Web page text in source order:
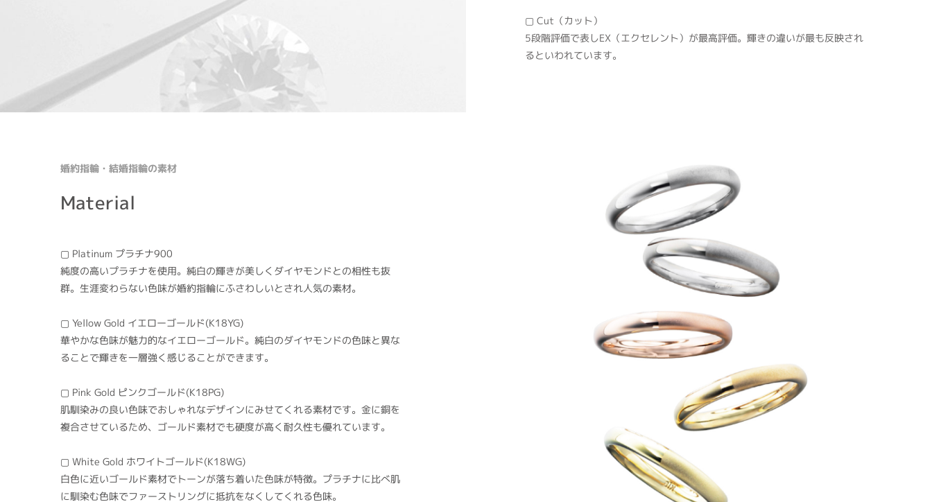
▢ Cut（カット）
5段階評価で表しEX（エクセレント）が最高評価。輝きの違いが最も反映され
るといわれています。
婚約指輪・結婚指輪の素材
Material
▢ Platinum プラチナ900
純度の高いプラチナを使用。純白の輝きが美しくダイヤモンドとの相性も抜
群。生涯変わらない色味が婚約指輪にふさわしいとされ人気の素材。
▢ Yellow Gold イエローゴールド(K18YG)
華やかな色味が魅力的なイエローゴールド。純白のダイヤモンドの色味と異な
ることで輝きを一層強く感じることができます。
▢ Pink Gold ピンクゴールド(K18PG)
肌馴染みの良い色味でおしゃれなデザインにみせてくれる素材です。金に銅を
複合させているため、ゴールド素材でも硬度が高く耐久性も優れています。
▢ White Gold ホワイトゴールド(K18WG)
白色に近いゴールド素材でトーンが落ち着いた色味が特徴。プラチナに比べ肌
に馴染む色味でファーストリングに抵抗をなくしてくれる色味。